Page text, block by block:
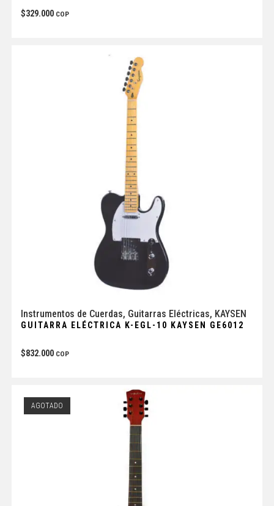
$329.000 COP
Instrumentos de Cuerdas, Guitarras Eléctricas, KAYSEN
GUITARRA ELÉCTRICA K-EGL-10 KAYSEN GE6012
$832.000 COP
AGOTADO